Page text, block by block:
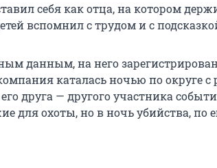
себя как отца, на котором
вспомнил с трудом и с
данным, на него
каталась ночью по округе
друга — другого участника
для охоты, но в ночь убийства, по